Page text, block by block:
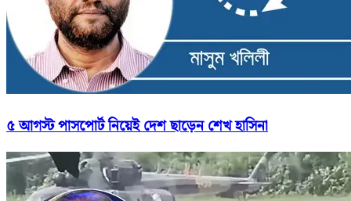
৫ আগস্ট পাসপোর্ট নিয়েই দেশ ছাড়েন শেখ হাসিনা